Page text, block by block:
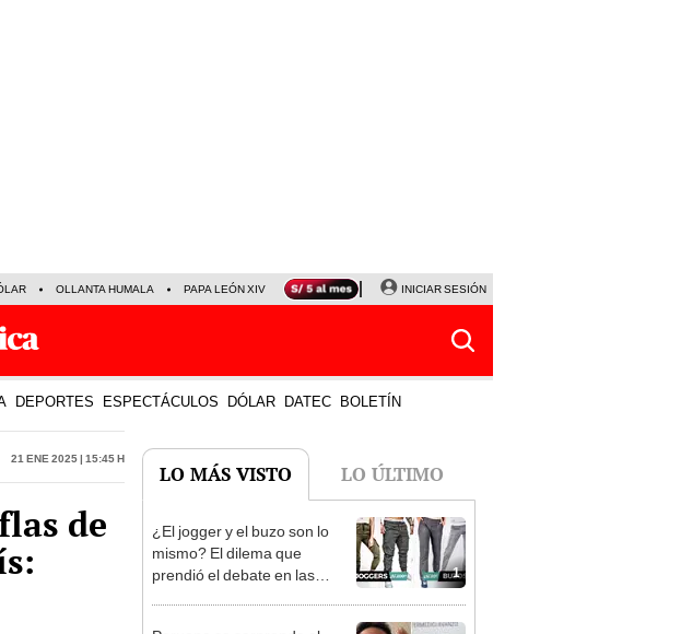
OLLANTA HUMALA PAPA LEÓN XIV NALDY SALDAÑA LA BELLA LUZ
INICIAR SESIÓN
DEPORTES ESPECTÁCULOS DÓLAR DATEC BOLETÍN
21 Ene 2025 | 15:45 h
de
LO MÁS VISTO LO ÚLTIMO
1
¿El jogger y el buzo son lo
mismo? El dilema que
prendió el debate en las